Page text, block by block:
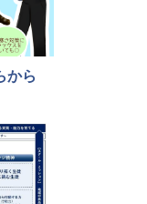
から